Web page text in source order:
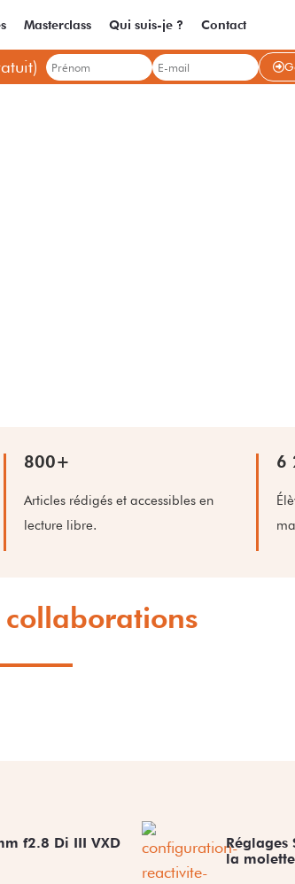
Masterclass Qui suis-je ? Contact
800+
Articles rédigés et accessibles en
lecture libre.
6
f2.8 Di III VXD
Réglages
la